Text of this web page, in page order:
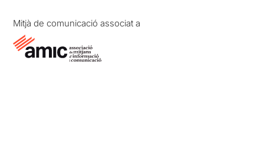
Mitjà de comunicació associat a